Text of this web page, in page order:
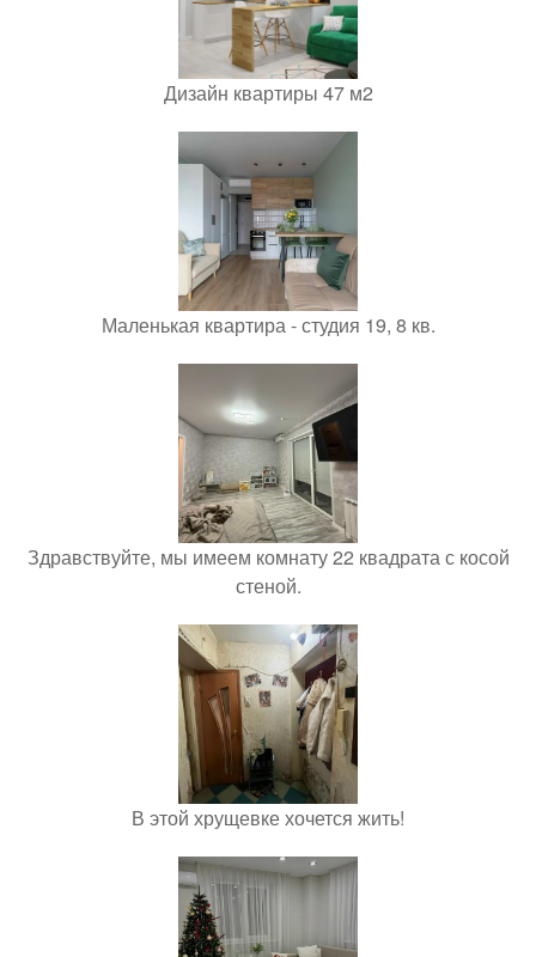
Дизайн квартиры 47 м2
Маленькая квартира - студия 19, 8 кв.
Здравствуйте, мы имеем комнату 22 квадрата с косой
стеной.
В этой хрущевке хочется жить!